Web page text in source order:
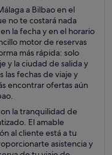
a Bilbao en el
no te costará nada
la fecha y en el horario
motor de reservas
más rápida: solo
y la ciudad de salida y
las fechas de viaje y
encontrar ofertas aún
la tranquilidad de
El amable
al cliente está a tu
asistencia y